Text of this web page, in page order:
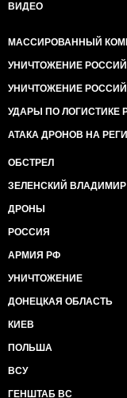
ВИДЕО
МАССИРОВАННЫЙ
УНИЧТОЖЕНИЕ
УНИЧТОЖЕНИЕ
УДАРЫ ПО ЛОГИСТИКЕ
АТАКА ДРОНОВ НА
ОБСТРЕЛ
ЗЕЛЕНСКИЙ ВЛАДИМИР
ДРОНЫ
РОССИЯ
АРМИЯ РФ
УНИЧТОЖЕНИЕ
ДОНЕЦКАЯ ОБЛАСТЬ
КИЕВ
ПОЛЬША
ВСУ
ГЕНШТАБ ВС